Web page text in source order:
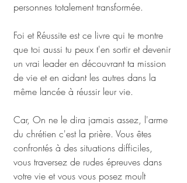
personnes totalement transformée.
Foi et Réussite est ce livre qui te montre
que toi aussi tu peux t'en sortir et devenir
un vrai leader en découvrant ta mission
de vie et en aidant les autres dans la
même lancée à réussir leur vie.
Car, On ne le dira jamais assez, l'arme
du chrétien c'est la prière. Vous êtes
confrontés à des situations difficiles,
vous traversez de rudes épreuves dans
votre vie et vous vous posez moult